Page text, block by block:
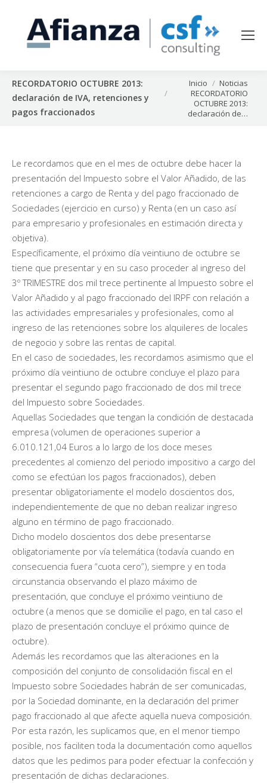
RECORDATORIO OCTUBRE 2013:
declaración de IVA, retenciones y
pagos fraccionados
Estás aquí:Inicio
Noticias
RECORDATORIO
OCTUBRE 2013:
declaración de…
Le recordamos que en el mes de octubre debe hacer la
presentación del Impuesto sobre el Valor Añadido, de las
retenciones a cargo de Renta y del pago fraccionado de
Sociedades (ejercicio en curso) y Renta (en un caso así
para empresario y profesionales en estimación directa y
objetiva).
Específicamente, el próximo día veintiuno de octubre se
tiene que presentar y en su caso proceder al ingreso del
3º TRIMESTRE dos mil trece pertinente al Impuesto sobre el
Valor Añadido y al pago fraccionado del IRPF con relación a
las actividades empresariales y profesionales, como al
ingreso de las retenciones sobre los alquileres de locales
de negocio y sobre las rentas de capital.
En el caso de sociedades, les recordamos asimismo que el
próximo día veintiuno de octubre concluye el plazo para
presentar el segundo pago fraccionado de dos mil trece
del Impuesto sobre Sociedades.
Aquellas Sociedades que tengan la condición de destacada
empresa (volumen de operaciones superior a
6.010.121,04 Euros a lo largo de los doce meses
precedentes al comienzo del periodo impositivo a cargo del
como se efectúan los pagos fraccionados), deben
presentar obligatoriamente el modelo doscientos dos,
independientemente de que no deban realizar ingreso
alguno en término de pago fraccionado.
Dicho modelo doscientos dos debe presentarse
obligatoriamente por vía telemática (todavía cuando en
consecuencia fuera “cuota cero”), siempre y en toda
circunstancia observando el plazo máximo de
presentación, que concluye el próximo veintiuno de
octubre (a menos que se domicilie el pago, en tal caso el
plazo de presentación concluye el próximo quince de
octubre).
Además les recordamos que las alteraciones en la
composición del conjunto de consolidación fiscal en el
Impuesto sobre Sociedades habrán de ser comunicadas,
por la Sociedad dominante, en la declaración del primer
pago fraccionado al que afecte aquella nueva composición.
Por esta razón, les suplicamos que, en el menor tiempo
posible, nos faciliten toda la documentación como aquellos
datos que les pedimos para poder efectuar la confección y
presentación de dichas declaraciones.